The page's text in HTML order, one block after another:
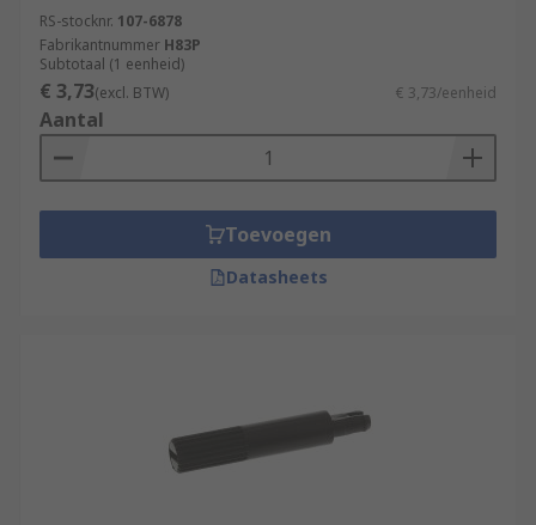
RS-stocknr. 107-6878
Fabrikantnummer H83P
Subtotaal (1 eenheid)
€ 3,73(excl. BTW) € 3,73/eenheid
Aantal
Toevoegen
Datasheets